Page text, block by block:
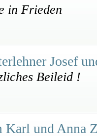
in Frieden
Josef
Beileid !
Karl und Anna